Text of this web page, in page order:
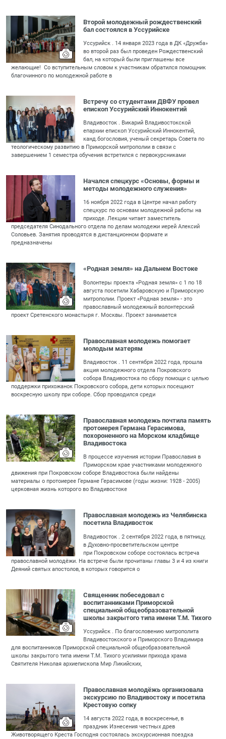
Второй молодежный рождественский
бал состоялся в Уссурийске
Уссурийск . 14 января 2023 года в ДК «Дружба»
во второй раз был проведен Рождественский
бал, на который были приглашены все
желающие! Со вступительным словом к участникам обратился помощник
благочинного по молодежной работе в
Встречу со студентами ДВФУ провел
епископ Уссурийский Иннокентий
Владивосток . Викарий Владивостокской
епархии епископ Уссурийский Иннокентий,
канд.богословия, ученый секретарь Совета по
теологическому развитию в Приморской митрополии в связи с
завершением 1 семестра обучения встретился с первокурсниками
Начался спецкурс «Основы, формы и
методы молодежного служения»
16 ноября 2022 года в Центре начал работу
спецкурс по основам молодежной работы на
приходе. Лекции читает заместитель
председателя Синодального отдела по делам молодежи иерей Алексий
Соловьев. Занятия проводятся в дистанционном формате и
предназначены
«Родная земля» на Дальнем Востоке
Волонтеры проекта «Родная земля» с 1 по 18
августа посетили Хабаровскую и Приморскую
митрополии. Проект «Родная земля» - это
православный молодежный волонтерский
проект Сретенского монастыря г. Москвы. Проект занимается
Православная молодежь помогает
молодым матерям
Владивосток . 11 сентября 2022 года, прошла
акция молодежного отдела Покровского
собора Владивостока по сбору помощи с целью
поддержки прихожанок Покровского собора, дети которых посещают
воскресную школу при соборе. Сбор проводился среди
Православная молодежь почтила память
протоиерея Германа Герасимова,
похороненного на Морском кладбище
Владивостока
В процессе изучения истории Православия в
Приморском крае участниками молодежного
движения при Покровском соборе Владивостока были найдены
материалы о протоиерее Германе Герасимове (годы жизни: 1928 - 2005)
церковная жизнь которого во Владивостоке
Православная молодежь из Челябинска
посетила Владивосток
Владивосток . 2 сентября 2022 года, в пятницу,
в Духовно-просветительском центре
при Покровском соборе состоялась встреча
православной молодёжи. На встрече были прочитаны главы 3 и 4 из книги
Деяний святых апостолов, в которых говорится о
Священник побеседовал с
воспитанниками Приморской
специальной общеобразовательной
школы закрытого типа имени Т.М. Тихого
Уссурийск . По благословению митрополита
Владивостокского и Приморского Владимира
для воспитанников Приморской специальной общеобразовательной
школы закрытого типа имени Т.М. Тихого усилиями прихода храма
Святителя Николая архиепископа Мир Ликийских,
Православная молодёжь организовала
экскурсию по Владивостоку и посетила
Крестовую сопку
14 августа 2022 года, в воскресенье, в
праздник Изнесения честных древ
Животворящего Креста Господня состоялась экскурсионная поездка